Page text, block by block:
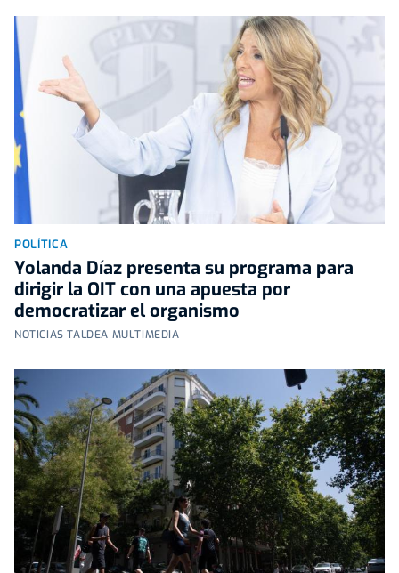
POLÍTICA
Yolanda Díaz presenta su programa para
dirigir la OIT con una apuesta por
democratizar el organismo
NOTICIAS TALDEA MULTIMEDIA